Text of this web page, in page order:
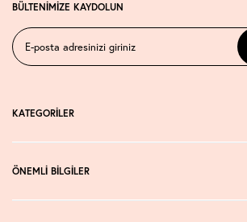
BÜLTENİMİZE KAYDOLUN
KATEGORİLER
ÖNEMLİ BİLGİLER